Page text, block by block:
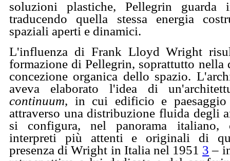
soluzioni plastiche, Pellegrin guarda
traducendo quella stessa energia
spaziali aperti e dinamici.
L'influenza di Frank Lloyd Wright
formazione di Pellegrin, soprattutto nella
concezione organica dello spazio.
aveva elaborato l'idea di
continuum, in cui edificio e paesaggio
attraverso una distribuzione fluida degli
si configura, nel panorama italiano,
interpreti più attenti e originali di
presenza di Wright in Italia nel 1951 3 –